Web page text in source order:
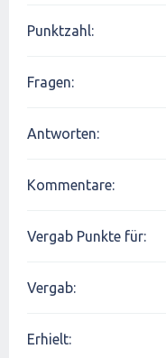
Punktzahl:
Fragen:
Antworten:
Kommentare:
Vergab Punkte für:
Vergab:
Erhielt: